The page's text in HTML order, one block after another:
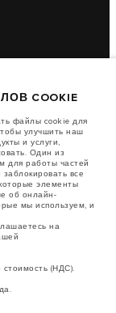
COOKIE
файлы cookie для
улучшить наш
и услуги,
Один из
для работы частей
все
элементы
об онлайн-
мы используем, и
на
(НДС).